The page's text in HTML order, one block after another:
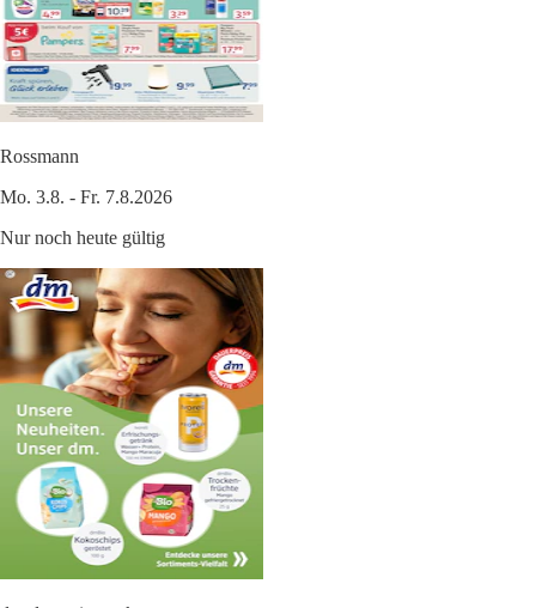
Rossmann
Mo. 3.8. - Fr. 7.8.2026
Nur noch heute gültig